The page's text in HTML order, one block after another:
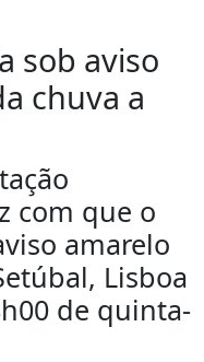
sob aviso
chuva a
com que o
amarelo
Lisboa
de quinta-